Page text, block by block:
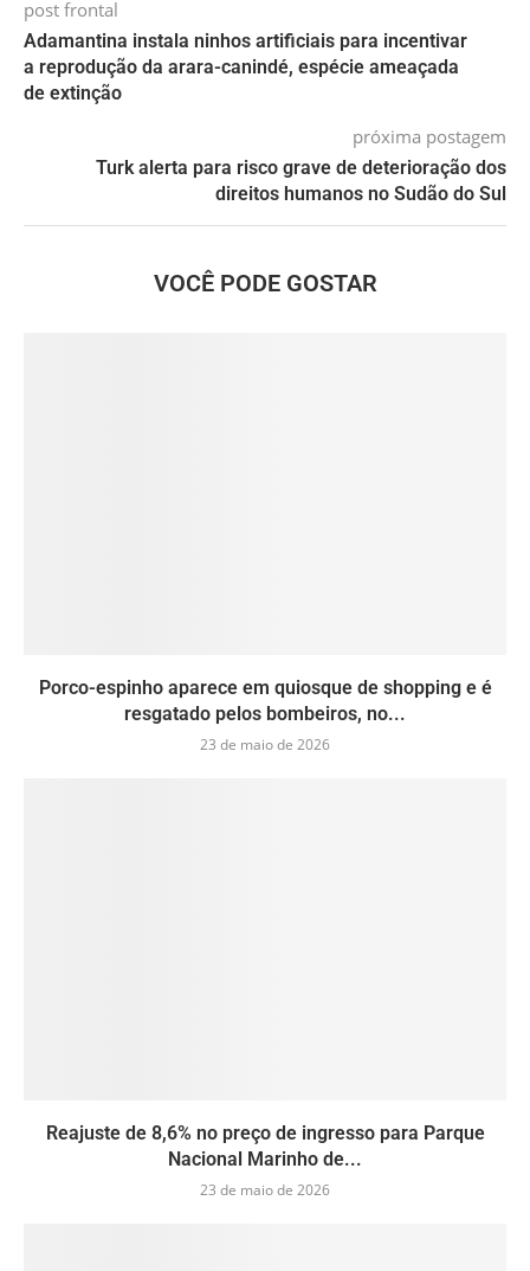
post frontal
Adamantina instala ninhos artificiais para incentivar
a reprodução da arara-canindé, espécie ameaçada
de extinção
próxima postagem
Turk alerta para risco grave de deterioração dos
direitos humanos no Sudão do Sul
VOCÊ PODE GOSTAR
Porco-espinho aparece em quiosque de shopping e é
resgatado pelos bombeiros, no...
23 de maio de 2026
Reajuste de 8,6% no preço de ingresso para Parque
Nacional Marinho de...
23 de maio de 2026